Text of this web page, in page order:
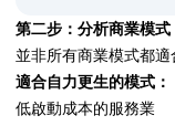
第二步：分析商業模式
並非所有商業模式都適
適合自力更生的模式：
低啟動成本的服務業